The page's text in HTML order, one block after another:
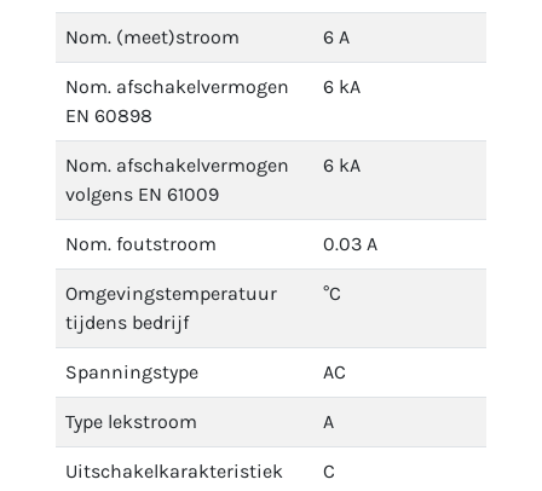
Nom. (meet)stroom 6 A
Nom. afschakelvermogen
EN 60898
6 kA
Nom. afschakelvermogen
volgens EN 61009
6 kA
Nom. foutstroom 0.03 A
Omgevingstemperatuur
tijdens bedrijf
°C
Spanningstype AC
Type lekstroom A
Uitschakelkarakteristiek C